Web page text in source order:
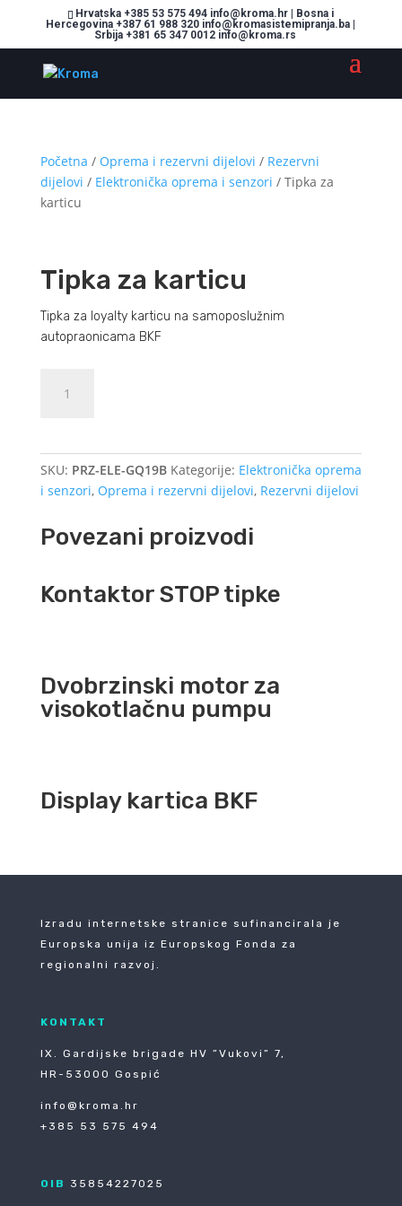
Hrvatska +385 53 575 494 info@kroma.hr | Bosna i
Hercegovina +387 61 988 320 info@kromasistemipranja.ba |
Srbija +381 65 347 0012 info@kroma.rs
Početna / Oprema i rezervni dijelovi / Rezervni
dijelovi / Elektronička oprema i senzori / Tipka za
karticu
Tipka za karticu
Tipka za loyalty karticu na samoposlužnim
autopraonicama BKF
SKU: PRZ-ELE-GQ19B Kategorije: Elektronička oprema
i senzori, Oprema i rezervni dijelovi, Rezervni dijelovi
Povezani proizvodi
Kontaktor STOP tipke
Dvobrzinski motor za
visokotlačnu pumpu
Display kartica BKF
Izradu internetske stranice sufinancirala je
Europska unija iz Europskog Fonda za
regionalni razvoj.
KONTAKT
IX. Gardijske brigade HV ”Vukovi” 7,
HR-53000 Gospić
info@kroma.hr
+385 53 575 494
OIB 35854227025